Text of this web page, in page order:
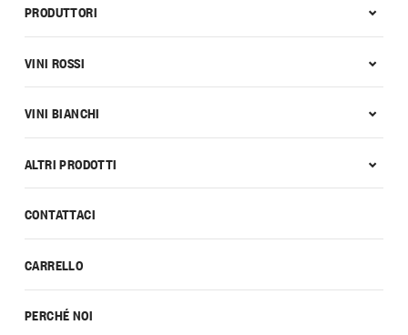
CONTATTACI
CARRELLO
PERCHÉ NOI
PRODUTTORI
VINI ROSSI
VINI BIANCHI
ALTRI PRODOTTI